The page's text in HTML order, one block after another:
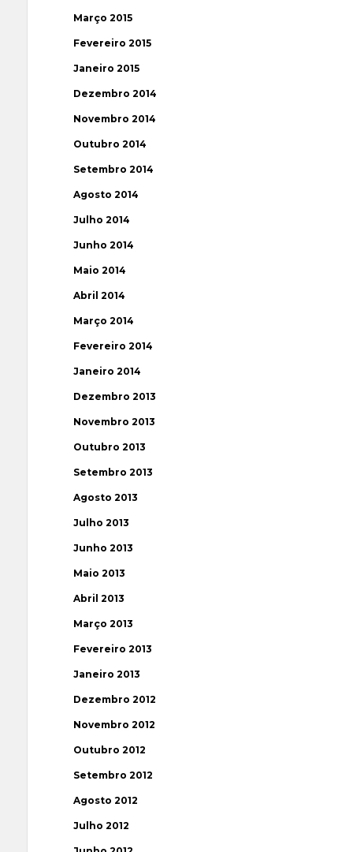
Março 2015
Fevereiro 2015
Janeiro 2015
Dezembro 2014
Novembro 2014
Outubro 2014
Setembro 2014
Agosto 2014
Julho 2014
Junho 2014
Maio 2014
Abril 2014
Março 2014
Fevereiro 2014
Janeiro 2014
Dezembro 2013
Novembro 2013
Outubro 2013
Setembro 2013
Agosto 2013
Julho 2013
Junho 2013
Maio 2013
Abril 2013
Março 2013
Fevereiro 2013
Janeiro 2013
Dezembro 2012
Novembro 2012
Outubro 2012
Setembro 2012
Agosto 2012
Julho 2012